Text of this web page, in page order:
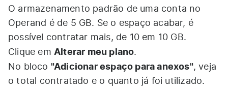
O armazenamento padrão de uma conta no
Operand é de 5 GB. Se o espaço acabar, é
possível contratar mais, de 10 em 10 GB.
Clique em Alterar meu plano.
No bloco "Adicionar espaço para anexos", veja
o total contratado e o quanto já foi utilizado.